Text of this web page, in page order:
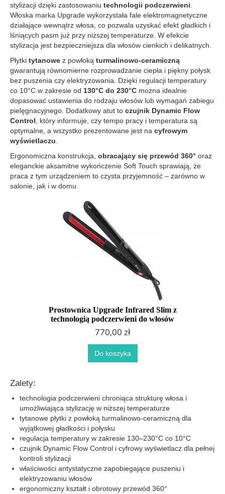
stylizacji dzięki zastosowaniu technologii podczerwieni.
Włoska marka Upgrade wykorzystała fale elektromagnetyczne
działające wewnątrz włosa, co pozwala uzyskać efekt gładkich i
lśniących pasm już przy niższej temperaturze. W efekcie
stylizacja jest bezpieczniejsza dla włosów cienkich i delikatnych.
Płytki tytanowe z powłoką turmalinowo-ceramiczną
gwarantują równomierne rozprowadzanie ciepła i piękny połysk
bez puszenia czy elektryzowania. Dzięki regulacji temperatury
co 10°C w zakresie od 130°C do 230°C można idealnie
dopasować ustawienia do rodzaju włosów lub wymagań zabiegu
pielęgnacyjnego. Dodatkowy atut to czujnik Dynamic Flow
Control, który informuje, czy tempo pracy i temperatura są
optymalne, a wszystko prezentowane jest na cyfrowym
wyświetlaczu.
Ergonomiczna konstrukcja, obracający się przewód 360° oraz
eleganckie aksamitne wykończenie Soft Touch sprawiają, że
praca z tym urządzeniem to czysta przyjemność – zarówno w
salonie, jak i w domu.
Prostownica Upgrade Infrared Slim z
technologią podczerwieni do włosów
770,00 zł
Do koszyka
Zalety:
technologia podczerwieni chroniąca strukturę włosa i
umożliwiająca stylizację w niższej temperaturze
tytanowe płytki z powłoką turmalinowo-ceramiczną dla
wyjątkowej gładkości i połysku
regulacja temperatury w zakresie 130–230°C co 10°C
czujnik Dynamic Flow Control i cyfrowy wyświetlacz dla pełnej
kontroli stylizacji
właściwości antystatyczne zapobiegające puszeniu i
elektryzowaniu włosów
ergonomiczny kształt i obrotowy przewód 360°